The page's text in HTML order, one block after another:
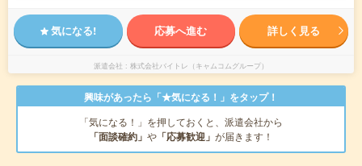
気になる! 応募へ進む 詳しく見る
派遣会社 株式会社バイトレ（キャムコムグループ）
興味があったら「★気になる！」をタップ！
「気になる！」を押しておくと、派遣会社から
「面談確約」 や 「応募歓迎」 が届きます！